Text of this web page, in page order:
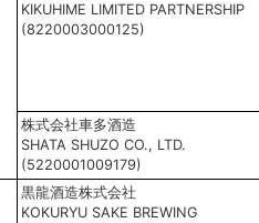
KIKUHIME LIMITED PARTNERSHIP
(8220003000125)
株式会社車多酒造
SHATA SHUZO CO., LTD.
(5220001009179)
黒龍酒造株式会社
KOKURYU SAKE BREWING